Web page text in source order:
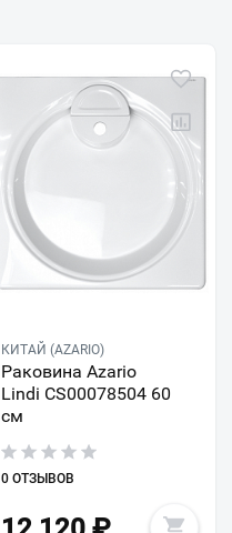
КИТАЙ (AZARIO)
Раковина Azario
Lindi CS00078504 60
см
0 ОТЗЫВОВ